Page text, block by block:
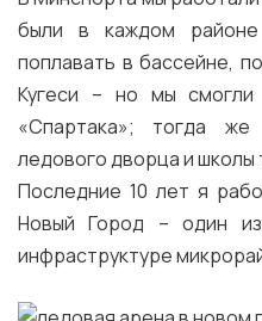
были в каждом
поплавать в бассейне,
Кугеси – но мы смогли
«Спартака»; тогда же
ледового дворца и школы
Последние 10 лет я
Новый Город – один
инфраструктуре